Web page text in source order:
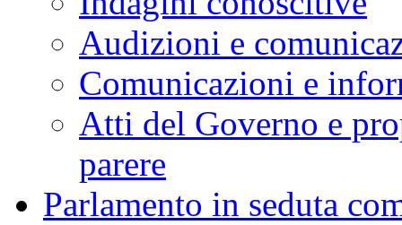
Audizioni e
Comunicazioni e
Atti del Governo e
parere
Parlamento in seduta